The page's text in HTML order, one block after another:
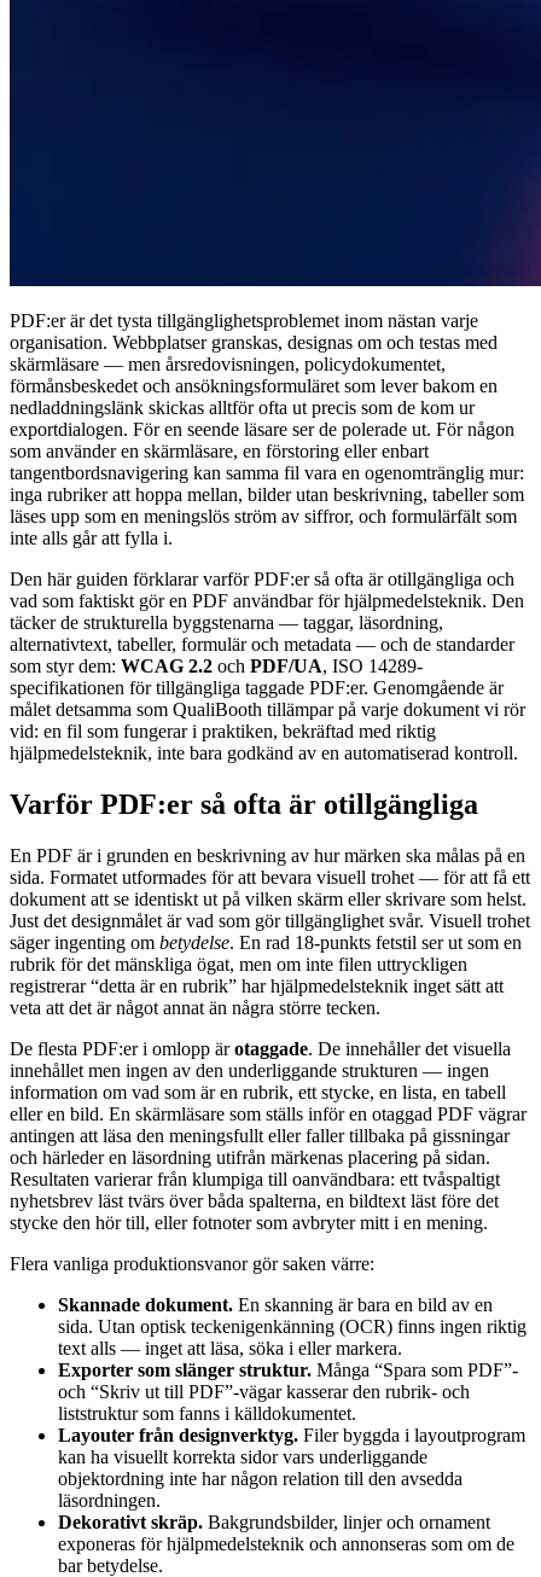
PDF:er är det tysta tillgänglighetsproblemet inom nästan varje
organisation. Webbplatser granskas, designas om och testas med
skärmläsare — men årsredovisningen, policydokumentet,
förmånsbeskedet och ansökningsformuläret som lever bakom en
nedladdningslänk skickas alltför ofta ut precis som de kom ur
exportdialogen. För en seende läsare ser de polerade ut. För någon
som använder en skärmläsare, en förstoring eller enbart
tangentbordsnavigering kan samma fil vara en ogenomtränglig mur:
inga rubriker att hoppa mellan, bilder utan beskrivning, tabeller som
läses upp som en meningslös ström av siffror, och formulärfält som
inte alls går att fylla i.
Den här guiden förklarar varför PDF:er så ofta är otillgängliga och
vad som faktiskt gör en PDF användbar för hjälpmedelsteknik. Den
täcker de strukturella byggstenarna — taggar, läsordning,
alternativtext, tabeller, formulär och metadata — och de standarder
som styr dem: WCAG 2.2 och PDF/UA, ISO 14289-
specifikationen för tillgängliga taggade PDF:er. Genomgående är
målet detsamma som QualiBooth tillämpar på varje dokument vi rör
vid: en fil som fungerar i praktiken, bekräftad med riktig
hjälpmedelsteknik, inte bara godkänd av en automatiserad kontroll.
Varför PDF:er så ofta är otillgängliga
En PDF är i grunden en beskrivning av hur märken ska målas på en
sida. Formatet utformades för att bevara visuell trohet — för att få ett
dokument att se identiskt ut på vilken skärm eller skrivare som helst.
Just det designmålet är vad som gör tillgänglighet svår. Visuell trohet
säger ingenting om betydelse. En rad 18-punkts fetstil ser ut som en
rubrik för det mänskliga ögat, men om inte filen uttryckligen
registrerar “detta är en rubrik” har hjälpmedelsteknik inget sätt att
veta att det är något annat än några större tecken.
De flesta PDF:er i omlopp ärotaggade. De innehåller det visuella
innehållet men ingen av den underliggande strukturen — ingen
information om vad som är en rubrik, ett stycke, en lista, en tabell
eller en bild. En skärmläsare som ställs inför en otaggad PDF vägrar
antingen att läsa den meningsfullt eller faller tillbaka på gissningar
och härleder en läsordning utifrån märkenas placering på sidan.
Resultaten varierar från klumpiga till oanvändbara: ett tvåspaltigt
nyhetsbrev läst tvärs över båda spalterna, en bildtext läst före det
stycke den hör till, eller fotnoter som avbryter mitt i en mening.
Flera vanliga produktionsvanor gör saken värre:
Skannade dokument. En skanning är bara en bild av en
sida. Utan optisk teckenigenkänning (OCR) finns ingen riktig
text alls — inget att läsa, söka i eller markera.
Exporter som slänger struktur. Många “Spara som PDF”-
och “Skriv ut till PDF”-vägar kasserar den rubrik- och
liststruktur som fanns i källdokumentet.
Layouter från designverktyg. Filer byggda i layoutprogram
kan ha visuellt korrekta sidor vars underliggande
objektordning inte har någon relation till den avsedda
läsordningen.
Dekorativt skräp. Bakgrundsbilder, linjer och ornament
exponeras för hjälpmedelsteknik och annonseras som om de
bar betydelse.